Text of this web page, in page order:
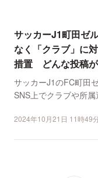
サッカーJ1町田ゼ
なく「クラブ」に
措置 どんな投稿が
サッカーJ1のFC町田
SNS上でクラブや所
2024年10月21日 11時49